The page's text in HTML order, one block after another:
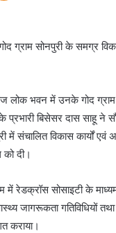
लोक भवन में उनके गोद ग्राम
बिसेसर दास साहू ने
में संचालित विकास कार्यों एवं
को दी।
में रेडक्रॉस सोसाइटी के
जागरूकता गतिविधियों
कराया।